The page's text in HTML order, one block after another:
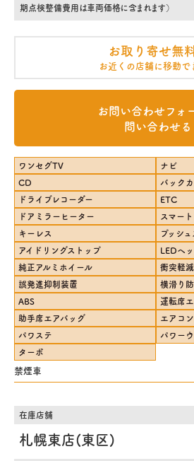
期点検整備費用は車両価格に含まれます）
お取り寄せ無
お近くの店舗に移動で
お問い合わせフォ
問い合わせる
ワンセグTV
ナビ
CD
バック
ドライブレコーダー
ETC
ドアミラーヒーター
スマー
キーレス
プッシ
アイドリングストップ
LEDヘ
純正アルミホイール
衝突軽
誤発進抑制装置
横滑り
ABS
運転席
助手席エアバッグ
エアコン
パワステ
パワー
ターボ
禁煙車
在庫店舗
札幌東店(東区)